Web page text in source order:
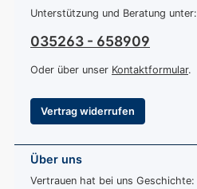
Unterstützung und Beratung unter:
035263 - 658909
Oder über unser Kontaktformular.
Vertrag widerrufen
Über uns
Vertrauen hat bei uns Geschichte: